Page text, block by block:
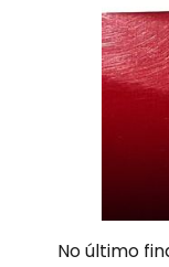
No último